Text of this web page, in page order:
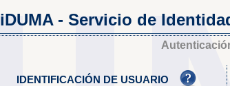
iDUMA - Servicio de
IDENTIFICACIÓN DE USUARIO